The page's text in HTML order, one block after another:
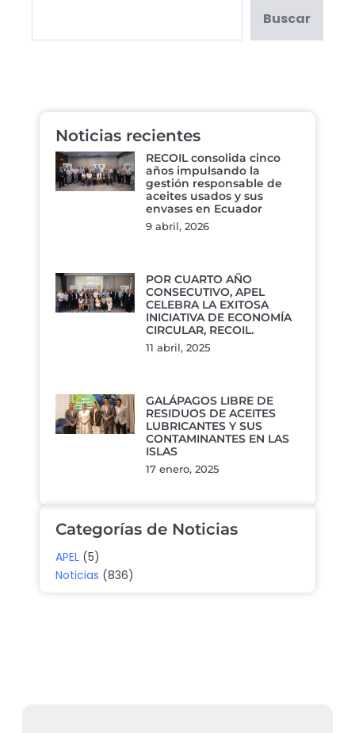
Buscar
Noticias recientes
RECOIL consolida cinco
años impulsando la
gestión responsable de
aceites usados y sus
envases en Ecuador
9 abril, 2026
POR CUARTO AÑO
CONSECUTIVO, APEL
CELEBRA LA EXITOSA
INICIATIVA DE ECONOMÍA
CIRCULAR, RECOIL.
11 abril, 2025
GALÁPAGOS LIBRE DE
RESIDUOS DE ACEITES
LUBRICANTES Y SUS
CONTAMINANTES EN LAS
ISLAS
17 enero, 2025
Categorías de Noticias
APEL (5)
Noticias (836)